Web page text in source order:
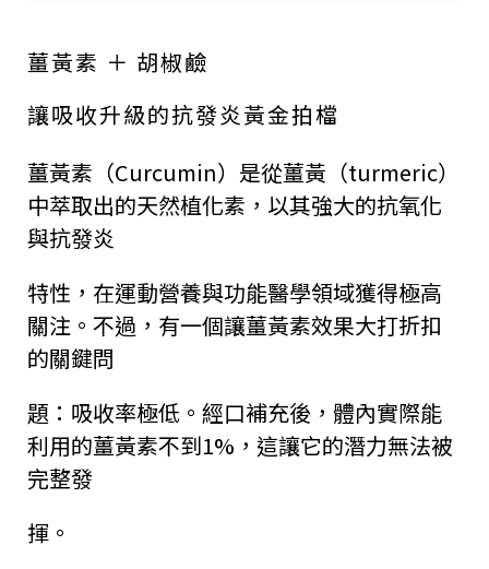
薑黃素 ＋ 胡椒鹼
讓吸收升級的抗發炎黃金拍檔
薑黃素（Curcumin）是從薑黃（turmeric）
中萃取出的天然植化素，以其強大的抗氧化
與抗發炎
特性，在運動營養與功能醫學領域獲得極高
關注。不過，有一個讓薑黃素效果大打折扣
的關鍵問
題：吸收率極低。經口補充後，體內實際能
利用的薑黃素不到1%，這讓它的潛力無法被
完整發
揮。